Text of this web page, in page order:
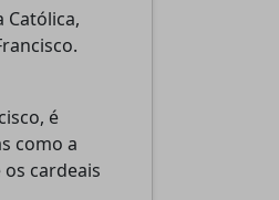
Católica,
é
como a
cardeais